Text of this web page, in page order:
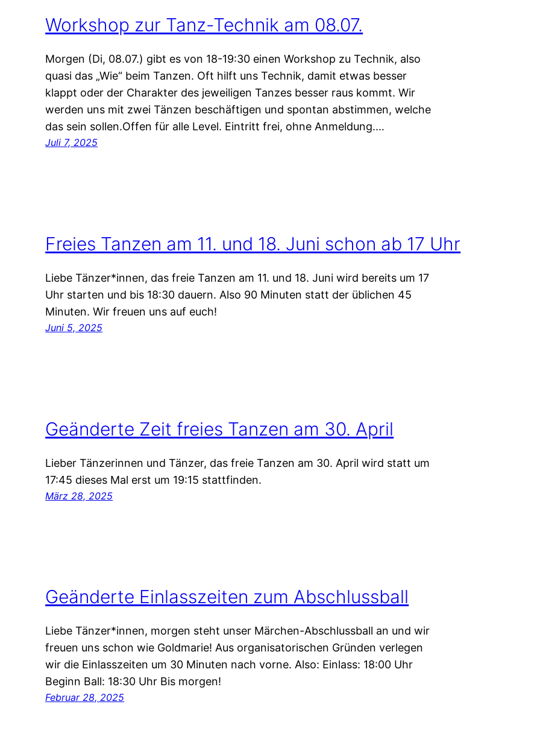
Workshop zur Tanz-Technik am 08.07.
Morgen (Di, 08.07.) gibt es von 18-19:30 einen Workshop zu Technik, also
quasi das „Wie“ beim Tanzen. Oft hilft uns Technik, damit etwas besser
klappt oder der Charakter des jeweiligen Tanzes besser raus kommt. Wir
werden uns mit zwei Tänzen beschäftigen und spontan abstimmen, welche
das sein sollen.Offen für alle Level. Eintritt frei, ohne Anmeldung.…
Juli 7, 2025
Freies Tanzen am 11. und 18. Juni schon ab 17 Uhr
Liebe Tänzer*innen, das freie Tanzen am 11. und 18. Juni wird bereits um 17
Uhr starten und bis 18:30 dauern. Also 90 Minuten statt der üblichen 45
Minuten. Wir freuen uns auf euch!
Juni 5, 2025
Geänderte Zeit freies Tanzen am 30. April
Lieber Tänzerinnen und Tänzer, das freie Tanzen am 30. April wird statt um
17:45 dieses Mal erst um 19:15 stattfinden.
März 28, 2025
Geänderte Einlasszeiten zum Abschlussball
Liebe Tänzer*innen, morgen steht unser Märchen-Abschlussball an und wir
freuen uns schon wie Goldmarie! Aus organisatorischen Gründen verlegen
wir die Einlasszeiten um 30 Minuten nach vorne. Also: Einlass: 18:00 Uhr
Beginn Ball: 18:30 Uhr Bis morgen!
Februar 28, 2025